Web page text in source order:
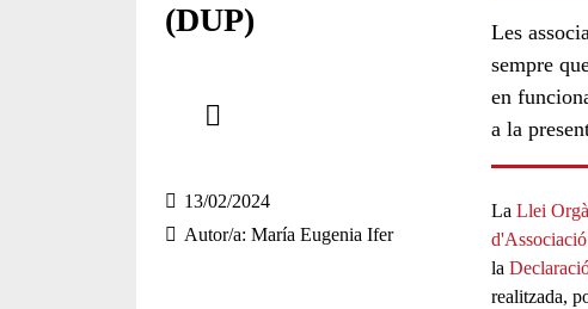
(DUP)
13/02/2024
Autor/a María Eugenia Ifer
Les
sempre
en
a la
La Llei
d'Associació
la
realitzada,